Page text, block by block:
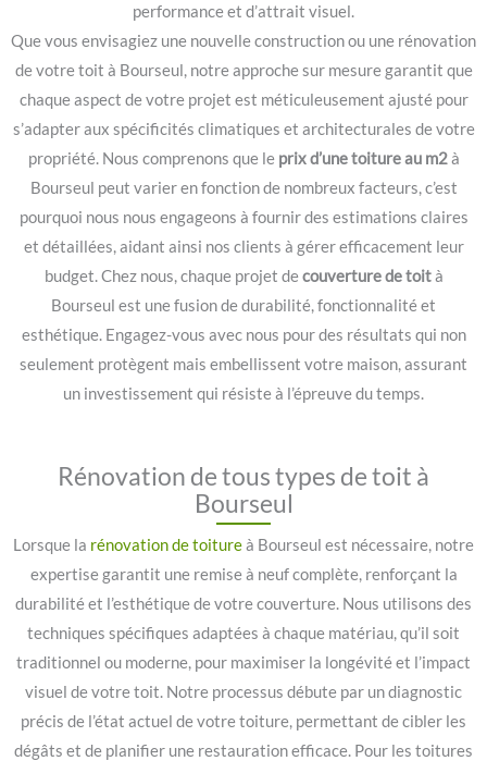
performance et d’attrait visuel.
Que vous envisagiez une nouvelle construction ou une rénovation
de votre toit à Bourseul, notre approche sur mesure garantit que
chaque aspect de votre projet est méticuleusement ajusté pour
s’adapter aux spécificités climatiques et architecturales de votre
propriété. Nous comprenons que le prix d’une toiture au m2à
Bourseul peut varier en fonction de nombreux facteurs, c’est
pourquoi nous nous engageons à fournir des estimations claires
et détaillées, aidant ainsi nos clients à gérer efficacement leur
budget. Chez nous, chaque projet decouverture de toità
Bourseul est une fusion de durabilité, fonctionnalité et
esthétique. Engagez-vous avec nous pour des résultats qui non
seulement protègent mais embellissent votre maison, assurant
un investissement qui résiste à l’épreuve du temps.
Rénovation de tous types de toit à
Bourseul
Lorsque la rénovation de toitureà Bourseul est nécessaire, notre
expertise garantit une remise à neuf complète, renforçant la
durabilité et l’esthétique de votre couverture. Nous utilisons des
techniques spécifiques adaptées à chaque matériau, qu’il soit
traditionnel ou moderne, pour maximiser la longévité et l’impact
visuel de votre toit. Notre processus débute par un diagnostic
précis de l’état actuel de votre toiture, permettant de cibler les
dégâts et de planifier une restauration efficace. Pour les toitures